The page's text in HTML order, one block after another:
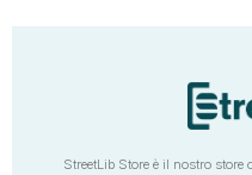
StreetLib Store è il nostro store